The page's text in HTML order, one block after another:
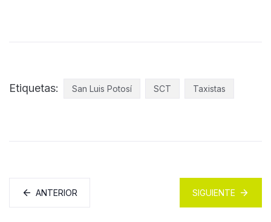
Etiquetas: San Luis Potosí SCT Taxistas
ANTERIOR SIGUIENTE